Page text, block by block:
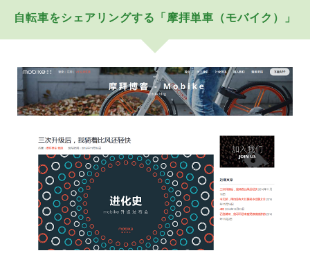
自転車をシェアリングする「摩拝単車（モバイク）」